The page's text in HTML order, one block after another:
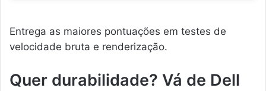
Entrega as maiores pontuações em testes de
velocidade bruta e renderização.
Quer durabilidade? Vá de Dell